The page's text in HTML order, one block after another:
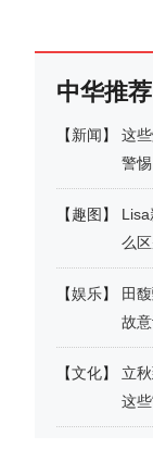
中华推荐
【新闻】
这
警惕
【趣图 】
么
【娱乐】
田
故
【文化】
立
这